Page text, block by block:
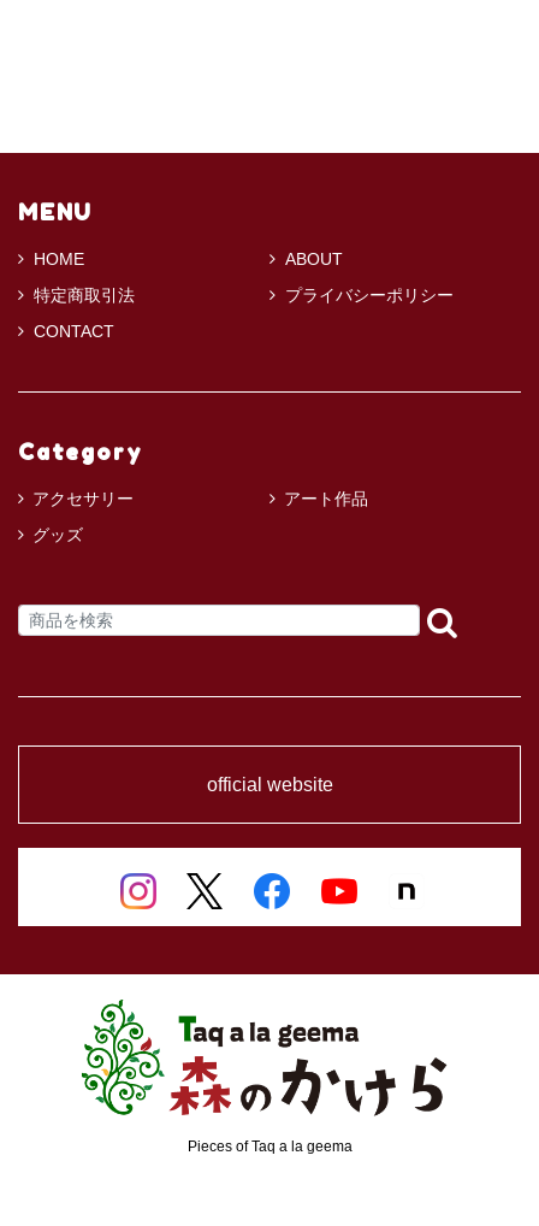
MENU
HOME
ABOUT
特定商取引法
プライバシーポリシー
CONTACT
Category
アクセサリー
アート作品
グッズ
official website
Pieces of Taq a la geema